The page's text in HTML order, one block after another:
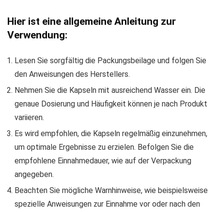
Hier ist eine allgemeine Anleitung zur
Verwendung:
Lesen Sie sorgfältig die Packungsbeilage und folgen Sie
den Anweisungen des Herstellers.
Nehmen Sie die Kapseln mit ausreichend Wasser ein. Die
genaue Dosierung und Häufigkeit können je nach Produkt
variieren.
Es wird empfohlen, die Kapseln regelmäßig einzunehmen,
um optimale Ergebnisse zu erzielen. Befolgen Sie die
empfohlene Einnahmedauer, wie auf der Verpackung
angegeben.
Beachten Sie mögliche Warnhinweise, wie beispielsweise
spezielle Anweisungen zur Einnahme vor oder nach den